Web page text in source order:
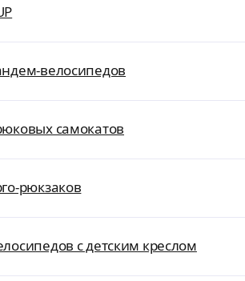
велосипедов
самокатов
рюкзаков
с детским креслом